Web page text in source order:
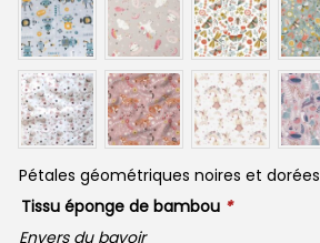
Pétales géométriques noires et dorées
Tissu éponge de bambou *
Envers du bavoir